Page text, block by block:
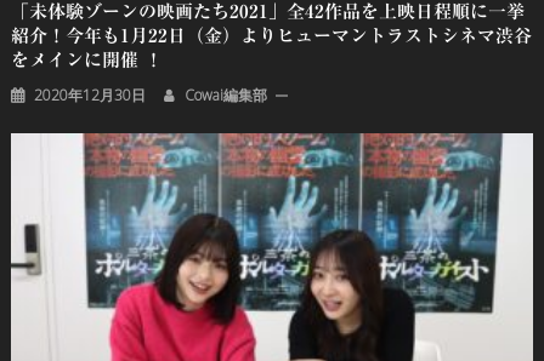
「未体験ゾーンの映画たち2021」全42作品を上映日程順に一挙
紹介！今年も1月22日（金）よりヒューマントラストシネマ渋谷
をメインに開催 ！
2020年12月30日 Cowai編集部